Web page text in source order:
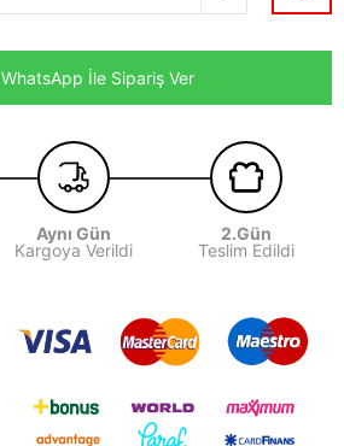
WhatsApp İle Sipariş Ver
Aynı Gün
Kargoya Verildi
2.Gün
Teslim Edildi